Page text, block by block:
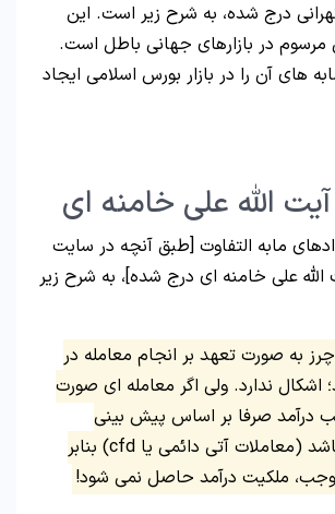
درج شده، به شرح زیر است. این
در بازارهای جهانی باطل است.
های آن را در بازار بورس اسلامی ایجاد
مابه التفاوت [طبق آنچه در سایت
علی خامنه ای درج شده]، به شرح زیر
به صورت تعهد بر انجام معامله در
اشکال ندارد. ولی اگر معامله ای صورت
درآمد صرفا بر اساس پیش بینی
نوسانات قیمت باشد (معاملات آتی دائمی یا cfd) بنابر
ملکیت درآمد حاصل نمی شود!